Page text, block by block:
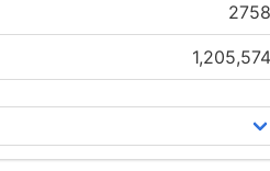
2758
1,205,574